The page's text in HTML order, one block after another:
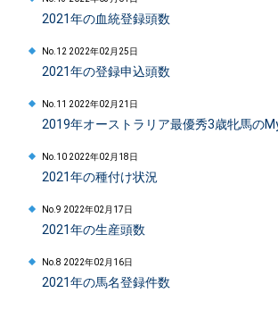
2021年の血統登録頭数
No.12 2022年02月25日
2021年の登録申込頭数
No.11 2022年02月21日
2019年オーストラリア最優秀3歳牝馬の
No.10 2022年02月18日
2021年の種付け状況
No.9 2022年02月17日
2021年の生産頭数
No.8 2022年02月16日
2021年の馬名登録件数